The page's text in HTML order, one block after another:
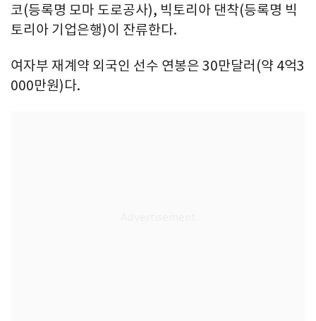
코(등록명 모마 도로공사), 빅토리아 댄착(등록명 빅
토리아 기업은행)이 잔류한다.
여자부 재계약 외국인 선수 연봉은 30만달러(약 4억3
000만원)다.